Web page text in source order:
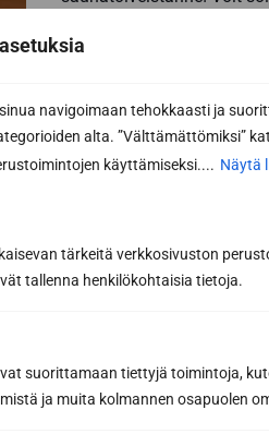
navigoimaan tehokkaasti ja
alta. ”Välttämättömiksi”
käyttämiseksi.... Näytä
tärkeitä verkkosivuston
tallenna henkilökohtaisia tietoja.
suorittamaan tiettyjä toimintoja,
ja muita kolmannen osapuolen
(myös tarjouspyynnöt) tai
Yhteydenottolomake
Etunimi *
Sukunimi *